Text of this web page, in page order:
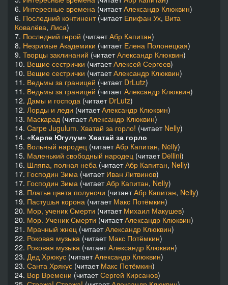
«Карпе Югулум» Хватай за горло - 27 - Хватай за горло_28
«Карпе Югулум» Хватай за горло - 29 - Хватай за горло_30
«Карпе Югулум» Хватай за горло - 30 - Хватай за горло_31
«Карпе Югулум» Хватай за горло - 33 - Хватай за горло_34
«Карпе Югулум» Хватай за горло - 34 - Хватай за горло_35
01:46
«Карпе Югулум» Хватай за горло - 35 - Хватай за горло_36
«Карпе Югулум» Хватай за горло - 36 - Хватай за горло_37
6. Интересные времена (читаетАлександр Клюквин)
6. Последний континент(читает Епифан Ух, Вита
Ковалёва, Лиса)
7. Последний герой (читаетАбр Капитан)
8. Незримые Академики (читает Елена Полонецкая)
9. Творцы заклинаний (читаетАлександр Клюквин)
10. Вещие сестрички (читаетАлексей Сергеев)
10. Вещие сестрички (читаетАлександр Клюквин)
11. Ведьмы за границей (читает DrLutz)
11. Ведьмы за границей (читаетАлександр Клюквин)
12. Дамы и господа (читает DrLutz)
12. Лорды и леди (читаетАлександр Клюквин)
13. Маскарад (читаетАлександр Клюквин)
14. Carpe Jugulum. Хватай за горло! (читает Nelly)
14. «Карпе Югулум» Хватай за горло
15. Вольный народец (читаетАбр Капитан, Nelly)
15. Маленький свободный народец (читает Dellini)
16. Шляпа, полная неба (читаетАбр Капитан, Nelly)
17. Господин Зима (читает Иван Литвинов)
17. Господин Зима (читаетАбр Капитан, Nelly)
18. Платье цвета полуночи (читаетАбр Капитан, Nelly)
19. Пастушья корона (читает Макс Потёмкин)
20. Мор, ученик Смерти (читает Михаил Макушев)
20. Мор. Ученик Смерти (читаетАлександр Клюквин)
21. Мрачный жнец (читаетАлександр Клюквин)
22. Роковая музыка (читает Макс Потёмкин)
22. Роковая музыка (читаетАлександр Клюквин)
23. Дед Хрюкус (читаетАлександр Клюквин)
23. Санта Хрякус (читает Макс Потёмкин)
24. Вор Времени (читаетСергей Кирсанов)